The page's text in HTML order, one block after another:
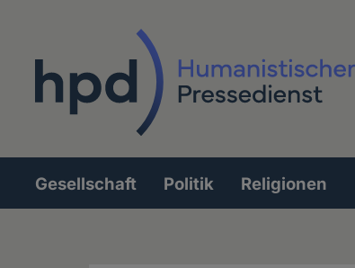
Hauptnavigation
Gesellschaft Politik Religionen